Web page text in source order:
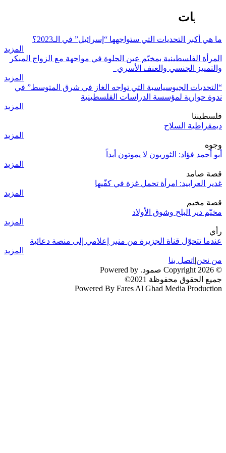
التحديات
ما هي أكبر التحديات التي ستواجهها “إسرائيل” في الـ2023؟
المزيد
المرأة الفلسطينية بمخيّم عين الحلوة في مواجهة مع الزواج المبكر
والتمييز الجنسي والعنف الأسري
المزيد
“التحديات الجيوسياسية التي تواجه الغاز في شرق المتوسط” في
ندوة حوارية لمؤسسة الدراسات الفلسطينية
المزيد
فلسطيننا
ديمقراطية السلاح
المزيد
وجوه
أبو أحمد فؤاد: الثوريون لا يموتون أبداً
المزيد
قصة صامد
غدير العرابيد: امرأة تحمل غزة في كفّيها
المزيد
قصة مخيم
مخيّم دير البلح وشوق الأولاد
المزيد
رأي
عندما تتحوّل قناة الجزيرة من منبر إعلامي إلى منصة دعائية
المزيد
من نحن| اتصل بنا
© 2026 Copyright صمود. Powered by
جميع الحقوق محفوظة 2021©
Powered By Fares Al Ghad Media Production